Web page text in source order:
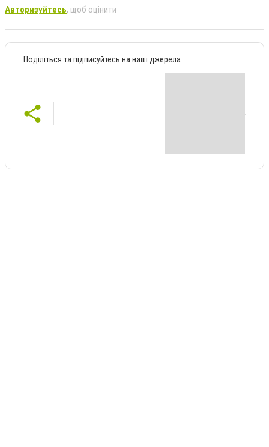
Авторизуйтесь, щоб оцінити
Поділіться та підписуйтесь на наші джерела